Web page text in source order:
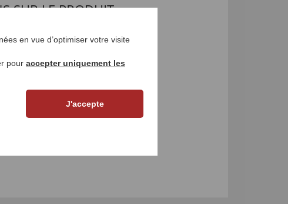
SUR LE PRODUIT
en vue d’optimiser votre visite
pour accepter uniquement les
J'accepte